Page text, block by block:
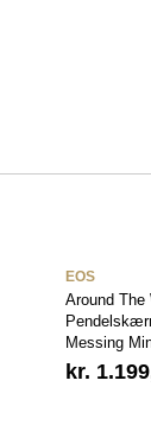
EOS
Around The
Messing
kr.